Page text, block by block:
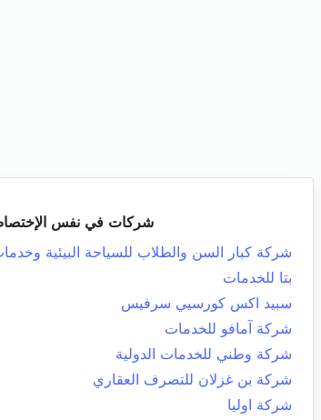
شركات في نفس
شركة كبار السن والطلاب للسياحة البيئية
بتا للخدمات
سبيد اكس كورسيي سرفيس
شركة آمافو للخدمات
شركة وطني للخدمات الدولية
شركة بن غزلان للتصرف العقاري
شركة اوليا